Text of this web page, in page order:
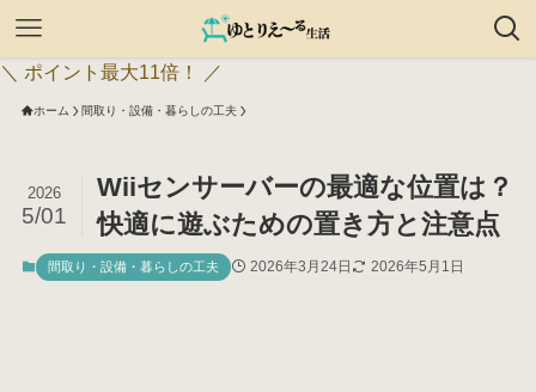
＼ ポイント最大11倍！ ／
ホーム 間取り・設備・暮らしの工夫
Wiiセンサーバーの最適な位置は？
快適に遊ぶための置き方と注意点
2026
5/01
間取り・設備・暮らしの工夫 2026年3月24日 2026年5月1日